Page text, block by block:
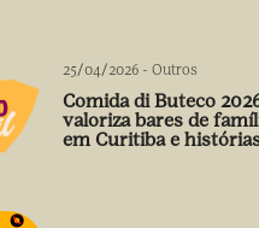
25/04/2026 - Outros
Comida di Buteco
valoriza bares de
em Curitiba e